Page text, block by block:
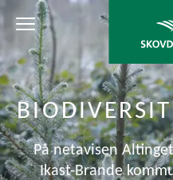
På netavisen
Ikast-Brande